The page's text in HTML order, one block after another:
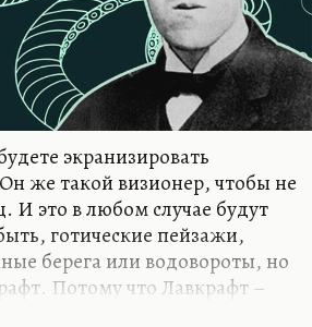
экранизировать
же такой визионер, чтобы не
И это в любом случае будут
готические пейзажи,
берега или водовороты, но
Потому что Лавкрафт –